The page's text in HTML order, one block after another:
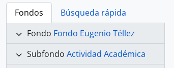
Fondos
Búsqueda rápida
Fondo Fondo Eugenio Téllez
Subfondo Actividad Académica